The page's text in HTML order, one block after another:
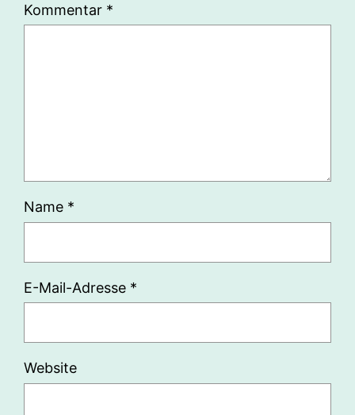
Kommentar *
Name *
E-Mail-Adresse *
Website